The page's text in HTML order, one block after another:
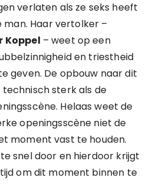
verlaten als ze seks heeft
Haar vertolker –
Koppel – weet op een
en triestheid
geven. De opbouw naar dit
sterk als de
Helaas weet de
openingsscène niet de
moment vast te houden.
snel door en hierdoor krijgt
om dit moment binnen te